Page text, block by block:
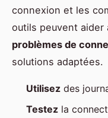
connexion et les
outils peuvent
problèmes de
solutions adaptées.
Utilisez des
Testez la